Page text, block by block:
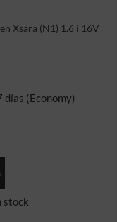
Xsara (N1) 1.6 i 16V
(Economy)
stock